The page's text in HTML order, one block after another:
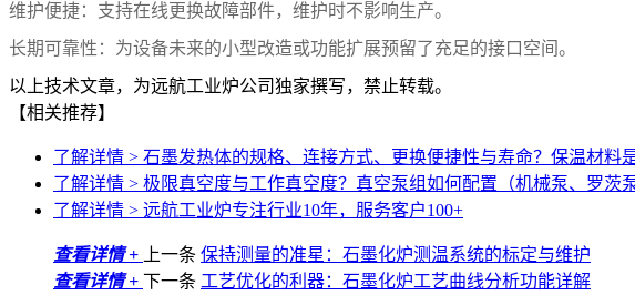
维护便捷：支持在线更换故障部件，维护时不影响生产。
长期可靠性：为设备未来的小型改造或功能扩展预留了充足的接口空间。
以上技术文章，为远航工业炉公司独家撰写，禁止转载。
【相关推荐】
了解详情 > 石墨发热体的规格、连接方式、更换便捷性与寿命？保温材料
了解详情 > 极限真空度与工作真空度？真空泵组如何配置（机械泵、罗茨
了解详情 > 远航工业炉专注行业10年，服务客户100+
查看详情 + 上一条 保持测量的准星：石墨化炉测温系统的标定与维护
查看详情 + 下一条 工艺优化的利器：石墨化炉工艺曲线分析功能详解